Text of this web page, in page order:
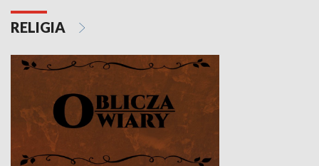
RELIGIA